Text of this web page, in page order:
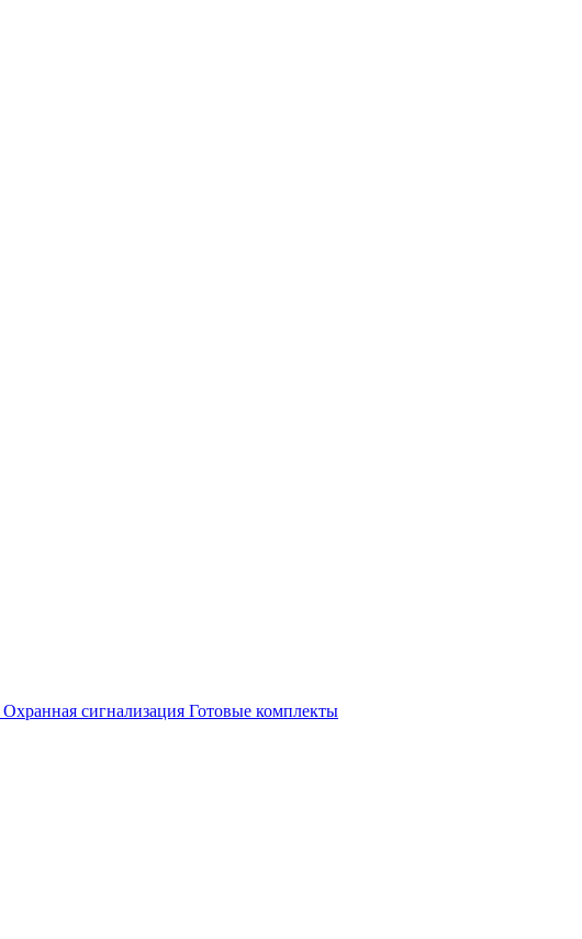
Охранная сигнализация Готовые комплекты